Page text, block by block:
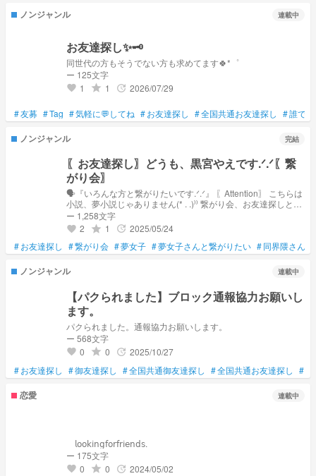
ノンジャンル 連載中
お友達探し✨️🗝
同世代の方もそうでない方も求めてます🍀*゜
ー 125文字
favorite 1 grade 1 update 2026/07/29
#友募 #Tag #気軽に💬してね #お友達探し #全国共通お友達探し #誰で
ノンジャンル 完結
〖お友達探し〗どうも、黒宮やえです.ᐟ.ᐟ〖繋
がり会〗
🗣『いろんな方と繋がりたいです.ᐟ.ᐟ』 〖Attention〗 こちらは
小説、夢小説じゃありません(* . .)⁾⁾ 繋がり会、お友達探しとな
ー 1,258文字
favorite 2 grade 1 update 2025/05/24
#お友達探し #繋がり会 #夢女子 #夢女子さんと繋がりたい #同界隈さん
ノンジャンル 連載中
【パクられました】ブロック通報協力お願いし
ます。
パクられました。通報協力お願いします。
ー 568文字
favorite 0 grade 0 update 2025/10/27
#お友達探し #御友達探し #全国共通御友達探し #全国共通お友達探し #
恋愛 連載中
⠀ 𝗅𝗈𝗈𝗄𝗂𝗇𝗀𝖿𝗈𝗋𝖿𝗋𝗂𝖾𝗇𝖽𝗌.
ー 175文字
favorite 0 grade 0 update 2024/05/02